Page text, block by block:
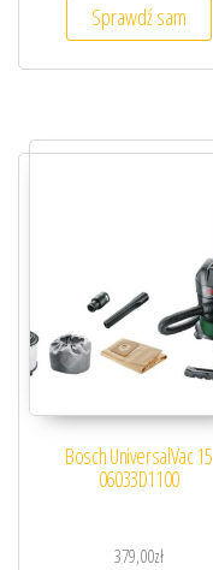
Sprawdź sam
Bosch UniversalVac 15
06033D1100
379,00zł